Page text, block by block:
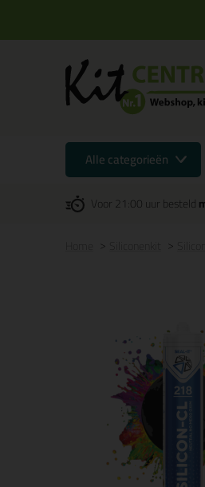
Alle categorieën
Voor 21:00 uur besteld